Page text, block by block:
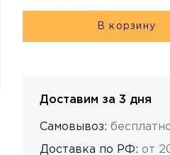
В корзину
Доставим за 3 дня
Самовывоз:
Доставка по РФ: от